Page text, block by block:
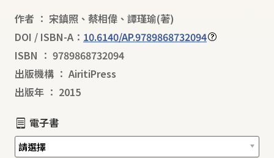
作者 ： 宋鎮照 、 蔡相偉 、 譚瑾瑜(著)
DOI / ISBN-A： 10.6140/AP.9789868732094
ISBN ： 9789868732094
出版機構 ： AiritiPress
出版年 ： 2015
電子書